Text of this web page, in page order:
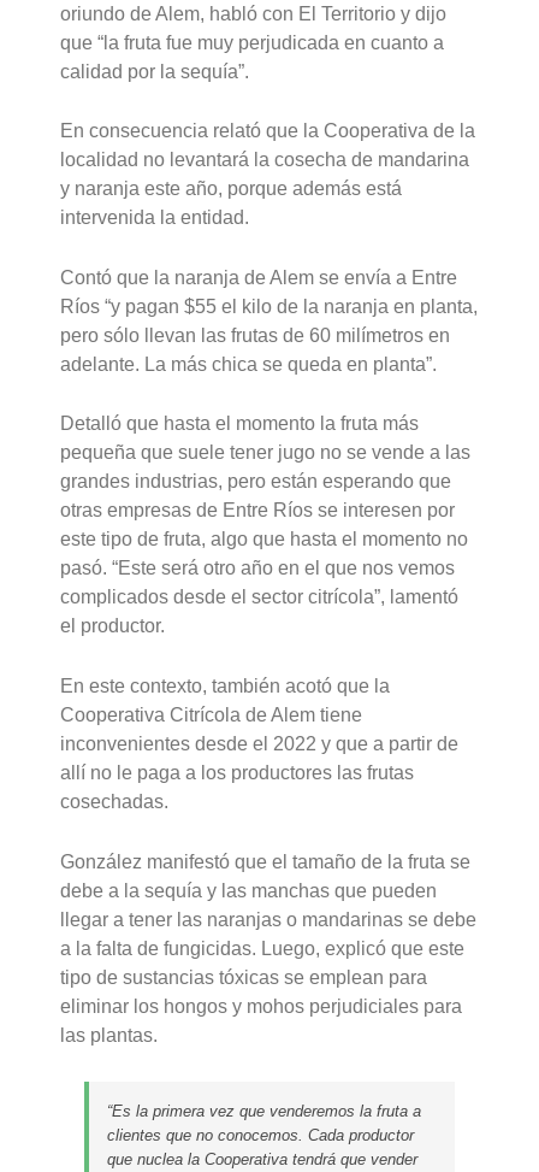
oriundo de Alem, habló con El Territorio y dijo
que “la fruta fue muy perjudicada en cuanto a
calidad por la sequía”.
En consecuencia relató que la Cooperativa de la
localidad no levantará la cosecha de mandarina
y naranja este año, porque además está
intervenida la entidad.
Contó que la naranja de Alem se envía a Entre
Ríos “y pagan $55 el kilo de la naranja en planta,
pero sólo llevan las frutas de 60 milímetros en
adelante. La más chica se queda en planta”.
Detalló que hasta el momento la fruta más
pequeña que suele tener jugo no se vende a las
grandes industrias, pero están esperando que
otras empresas de Entre Ríos se interesen por
este tipo de fruta, algo que hasta el momento no
pasó. “Este será otro año en el que nos vemos
complicados desde el sector citrícola”, lamentó
el productor.
En este contexto, también acotó que la
Cooperativa Citrícola de Alem tiene
inconvenientes desde el 2022 y que a partir de
allí no le paga a los productores las frutas
cosechadas.
González manifestó que el tamaño de la fruta se
debe a la sequía y las manchas que pueden
llegar a tener las naranjas o mandarinas se debe
a la falta de fungicidas. Luego, explicó que este
tipo de sustancias tóxicas se emplean para
eliminar los hongos y mohos perjudiciales para
las plantas.
“Es la primera vez que venderemos la fruta a
clientes que no conocemos. Cada productor
que nuclea la Cooperativa tendrá que vender